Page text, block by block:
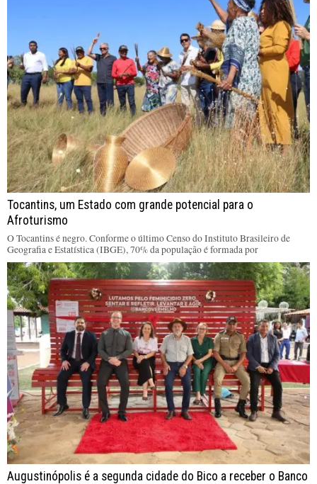
Tocantins, um Estado com grande potencial para o
Afroturismo
O Tocantins é negro. Conforme o último Censo do Instituto Brasileiro de
Geografia e Estatística (IBGE), 70% da população é formada por
Augustinópolis é a segunda cidade do Bico a receber o Banco